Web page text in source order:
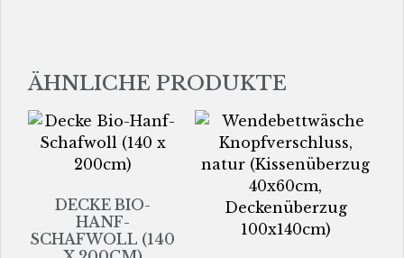
ÄHNLICHE PRODUKTE
DECKE BIO-
HANF-
SCHAFWOLL (140